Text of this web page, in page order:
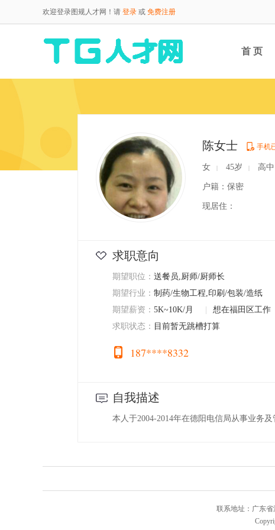
欢迎登录图规人才网！请 登录 或 免费注册
首 页
陈女士 手机
女 | 45岁 | 高中
户籍：保密
现居住：
求职意向
期望职位： 送餐员,厨师/厨师长
期望行业： 制药/生物工程,印刷/包装/造纸
期望薪资： 5K~10K/月
想在福田区工作
求职状态： 目前暂无跳槽打算
187****8332
自我描述
本人于2004-2014年在德阳电信局从事业务
联系地址：广东省